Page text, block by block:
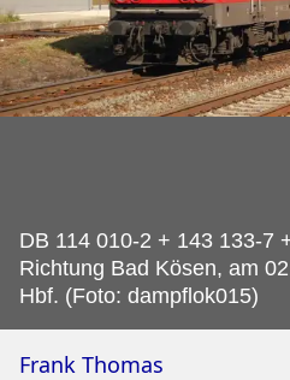
DB 114 010-2 + 143 133-7
Richtung Bad Kösen, am
Hbf. (Foto: dampflok015)
Frank Thomas